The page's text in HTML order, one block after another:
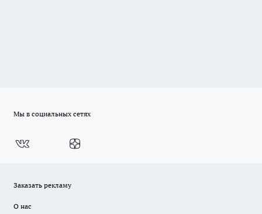
Мы в социальных сетях
Заказать рекламу
О нас